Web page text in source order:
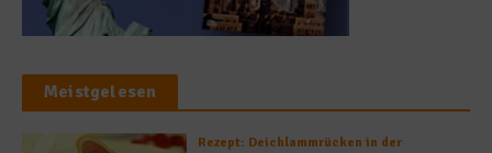
Meistgelesen
Rezept: Deichlammrücken in der